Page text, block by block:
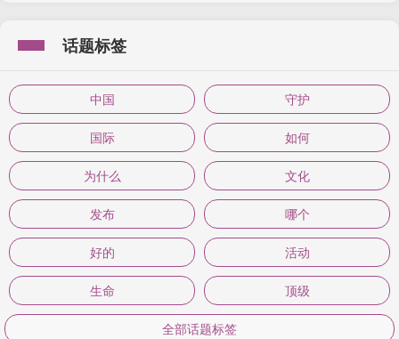
话题标签
中国 守护
国际 如何
为什么 文化
发布 哪个
好的 活动
生命 顶级
全部话题标签